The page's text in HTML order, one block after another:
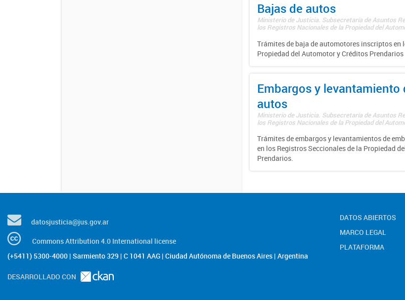
Bajas de autos
Ministerio de Justicia. Subsecretaría de Asuntos
los Registros Nacionales de la Propiedad del
Trámites de baja de automotores inscriptos en
Propiedad del Automotor y Créditos Prendarios
Embargos y levantamiento
autos
Ministerio de Justicia. Subsecretaría de Asuntos
los Registros Nacionales de la Propiedad del
Trámites de embargos y levantamientos de
en los Registros Seccionales de la Propiedad
Prendarios.
datosjusticia@jus.gov.ar
Commons Attribution 4.0 International license
(+5411) 5300-4000 | Sarmiento 329 | C 1041 AAG | Ciudad Autónoma de Buenos Aires | Argentina
DESARROLLADO CON
DATOS ABIERTOS
MARCO LEGAL
PLATAFORMA